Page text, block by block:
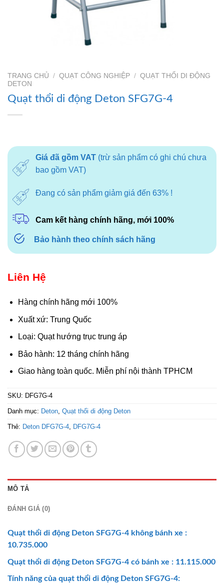
TRANG CHỦ / QUẠT CÔNG NGHIỆP / QUẠT THỔI DI ĐỘNG
DETON
Quạt thổi di động Deton SFG7G-4
Giá đã gồm VAT(trừ sản phẩm có ghi chú chưa
bao gồm VAT)
Đang có sản phẩm giảm giá đến 63% !
Cam kết hàng chính hãng, mới 100%
Bảo hành theo chính sách hãng
Liên Hệ
Hàng chính hãng mới 100%
Xuất xứ: Trung Quốc
Loại: Quạt hướng trục trung áp
Bảo hành: 12 tháng chính hãng
Giao hàng toàn quốc. Miễn phí nội thành TPHCM
SKU: DFG7G-4
Danh mục: Deton, Quạt thổi di động Deton
Thẻ: Deton DFG7G-4, DFG7G-4
MÔ TẢ
ĐÁNH GIÁ (0)
Quạt thổi di độngDeton SFG7G-4 không bánh xe :
10.735.000
Quạt thổi di độngDeton SFG7G-4 có bánh xe : 11.115.000
Tính năng của quạt thổi di độngDeton SFG7G-4: